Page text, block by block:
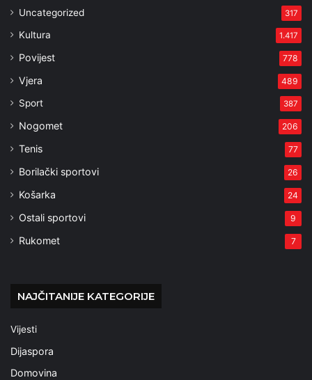
Uncategorized 317
Kultura 1.417
Povijest 778
Vjera 489
Sport 387
Nogomet 206
Tenis 77
Borilački sportovi 26
Košarka 24
Ostali sportovi 9
Rukomet 7
NAJČITANIJE KATEGORIJE
Vijesti
Dijaspora
Domovina